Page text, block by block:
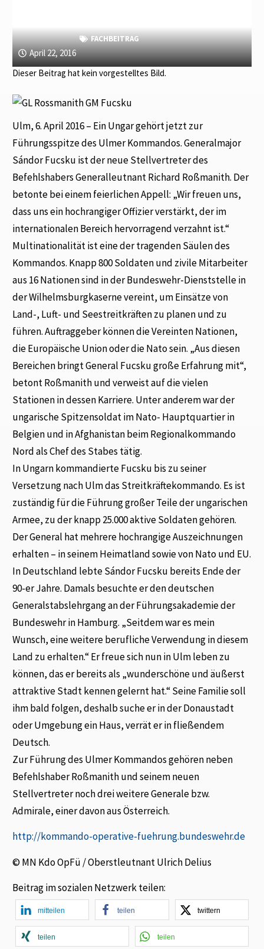
FACHBEITRAG
April 22, 2016
Dieser Beitrag hat kein vorgestelltes Bild.
Ulm, 6. April 2016 – Ein Ungar gehört jetzt zur
Führungsspitze des Ulmer Kommandos. Generalmajor
Sándor Fucsku ist der neue Stellvertreter des
Befehlshabers Generalleutnant Richard Roßmanith. Der
betonte bei einem feierlichen Appell: „Wir freuen uns,
dass uns ein hochrangiger Offizier verstärkt, der im
internationalen Bereich hervorragend verzahnt ist.“
Multinationalität ist eine der tragenden Säulen des
Kommandos. Knapp 800 Soldaten und zivile Mitarbeiter
aus 16 Nationen sind in der Bundeswehr-Dienststelle in
der Wilhelmsburgkaserne vereint, um Einsätze von
Land-, Luft- und Seestreitkräften zu planen und zu
führen. Auftraggeber können die Vereinten Nationen,
die Europäische Union oder die Nato sein. „Aus diesen
Bereichen bringt General Fucsku große Erfahrung mit“,
betont Roßmanith und verweist auf die vielen
Stationen in dessen Karriere. Unter anderem war der
ungarische Spitzensoldat im Nato- Hauptquartier in
Belgien und in Afghanistan beim Regionalkommando
Nord als Chef des Stabes tätig.
In Ungarn kommandierte Fucsku bis zu seiner
Versetzung nach Ulm das Streitkräftekommando. Es ist
zuständig für die Führung großer Teile der ungarischen
Armee, zu der knapp 25.000 aktive Soldaten gehören.
Der General hat mehrere hochrangige Auszeichnungen
erhalten – in seinem Heimatland sowie von Nato und EU.
In Deutschland lebte Sándor Fucsku bereits Ende der
90-er Jahre. Damals besuchte er den deutschen
Generalstabslehrgang an der Führungsakademie der
Bundeswehr in Hamburg. „Seitdem war es mein
Wunsch, eine weitere berufliche Verwendung in diesem
Land zu erhalten.“ Er freue sich nun in Ulm leben zu
können, das er bereits als „wunderschöne und äußerst
attraktive Stadt kennen gelernt hat.“ Seine Familie soll
ihm bald folgen, deshalb suche er in der Donaustadt
oder Umgebung ein Haus, verrät er in fließendem
Deutsch.
Zur Führung des Ulmer Kommandos gehören neben
Befehlshaber Roßmanith und seinem neuen
Stellvertreter noch drei weitere Generale bzw.
Admirale, einer davon aus Österreich.
http://kommando-operative-fuehrung.bundeswehr.de
© MN Kdo OpFü / Oberstleutnant Ulrich Delius
Beitrag im sozialen Netzwerk teilen:
mitteilen teilen twittern
teilen teilen